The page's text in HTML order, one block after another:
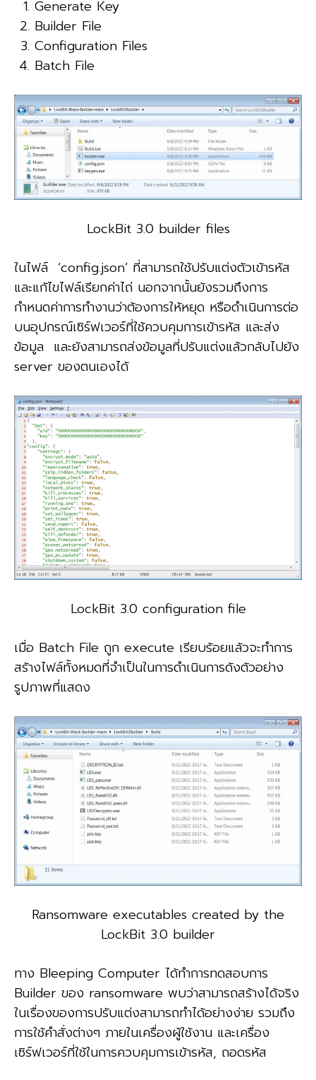
Generate Key
Builder File
Configuration Files
Batch File
LockBit 3.0 builder files
ในไฟล์ ‘config.json’ ที่สามารถใช้ปรับแต่งตัวเข้ารหัส
และแก้ไขไฟล์เรียกค่าไถ่ นอกจากนั้นยังรวมถึงการ
กำหนดค่าการทำงานว่าต้องการให้หยุด หรือดำเนินการต่อ
บนอุปกรณ์เซิร์ฟเวอร์ที่ใช้ควบคุมการเข้ารหัส และส่ง
ข้อมูล และยังสามารถส่งข้อมูลที่ปรับแต่งแล้วกลับไปยัง
server ของตนเองได้
LockBit 3.0 configuration file
เมื่อ Batch File ถูก execute เรียบร้อยแล้วจะทำการ
สร้างไฟล์ทั้งหมดที่จำเป็นในการดำเนินการดังตัวอย่าง
รูปภาพที่แสดง
Ransomware executables created by the
LockBit 3.0 builder
ทาง Bleeping Computer ได้ทำการทดสอบการ
Builder ของ ransomware พบว่าสามารถสร้างได้จริง
ในเรื่องของการปรับแต่งสามารถทำได้อย่างง่าย รวมถึง
การใช้คำสั่งต่างๆ ภายในเครื่องผู้ใช้งาน และเครื่อง
เซิร์ฟเวอร์ที่ใช้ในการควบคุมการเข้ารหัส, ถอดรหัส